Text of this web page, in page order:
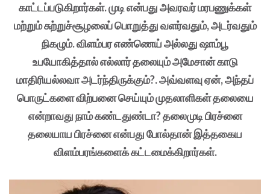
காட்டப்படுகிறார்கள். முடி என்பது அவரவர் மரபணுக்கள்
மற்றும் சுற்றுச்சூழலைப் பொறுத்து வளர்வதும், அடர்வதும்
நிகழும். விளம்பர எண்ணெய் அல்லது ஷாம்பூ
உபயோகித்தால் எல்லார் தலையும் அமேசான் காடு
மாதிரியல்லவா அடர்ந்திருக்கும்?. அவ்வளவு ஏன், அந்தப்
பொருட்களை விற்பனை செய்யும் முதலாளிகள் தலையை
என்றாவது நாம் கண்டதுண்டா? தலைமுடி பிரச்னை
தலையாய பிரச்னை என்பது போல்தான் இத்தகைய
விளம்பரங்களைக் கட்டமைக்கிறார்கள்.